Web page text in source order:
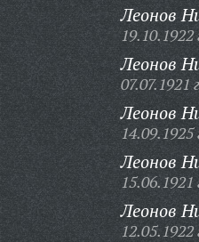
Леонов
19.10.1922
Леонов
07.07.1921
Леонов
14.09.1925
Леонов
15.06.1921
Леонов
12.05.1922